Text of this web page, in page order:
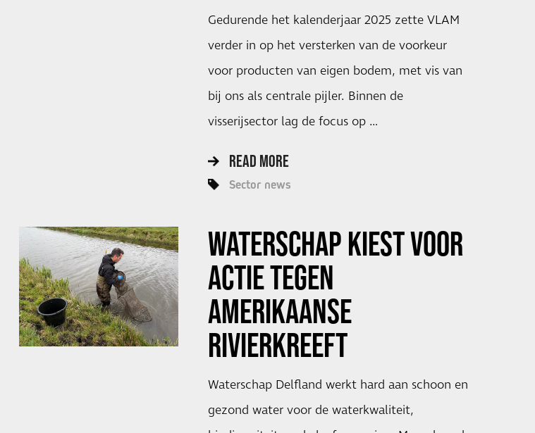
Gedurende het kalenderjaar 2025 zette VLAM
verder in op het versterken van de voorkeur
voor producten van eigen bodem, met vis van
bij ons als centrale pijler. Binnen de
visserijsector lag de focus op …
READ MORE
Sector news
WATERSCHAP KIEST VOOR
ACTIE TEGEN
AMERIKAANSE
RIVIERKREEFT
Waterschap Delfland werkt hard aan schoon en
gezond water voor de waterkwaliteit,